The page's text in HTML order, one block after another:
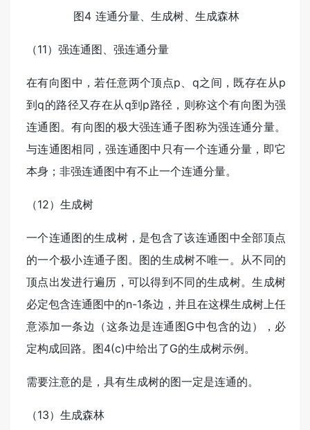
图4 连通分量、生成树、生成森林
（11）强连通图、强连通分量
在有向图中，若任意两个顶点p、q之间，既存在从p
到q的路径又存在从q到p路径，则称这个有向图为强
连通图。有向图的极大强连通子图称为强连通分量。
与连通图相同，强连通图中只有一个连通分量，即它
本身；非强连通图中有不止一个连通分量。
（12）生成树
一个连通图的生成树，是包含了该连通图中全部顶点
的一个极小连通子图。图的生成树不唯一。从不同的
顶点出发进行遍历，可以得到不同的生成树。生成树
必定包含连通图中的n-1条边，并且在这棵生成树上任
意添加一条边（这条边是连通图G中包含的边），必
定构成回路。图4(c)中给出了G的生成树示例。
需要注意的是，具有生成树的图一定是连通的。
（13）生成森林